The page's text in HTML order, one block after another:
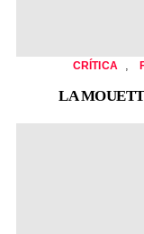
CRÍTICA
LA